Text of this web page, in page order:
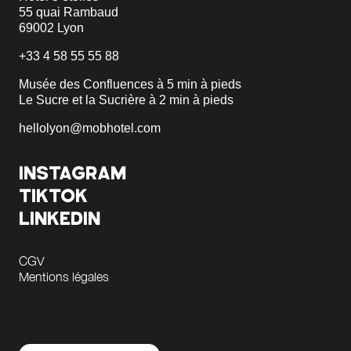
55 quai Rambaud
69002 Lyon
+33 4 58 55 55 88
Musée des Confluences à 5 min à pieds
Le Sucre et la Sucrière à 2 min à pieds
hellolyon@mobhotel.com
INSTAGRAM
TIKTOK
LINKEDIN
CGV
Mentions légales